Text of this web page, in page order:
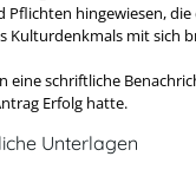
Pflichten hingewiesen, die
Kulturdenkmals mit sich
eine schriftliche
Erfolg hatte.
Unterlagen